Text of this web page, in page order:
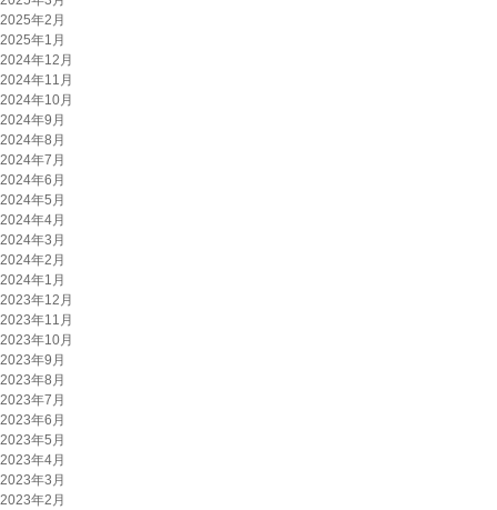
2025年2月
2025年1月
2024年12月
2024年11月
2024年10月
2024年9月
2024年8月
2024年7月
2024年6月
2024年5月
2024年4月
2024年3月
2024年2月
2024年1月
2023年12月
2023年11月
2023年10月
2023年9月
2023年8月
2023年7月
2023年6月
2023年5月
2023年4月
2023年3月
2023年2月